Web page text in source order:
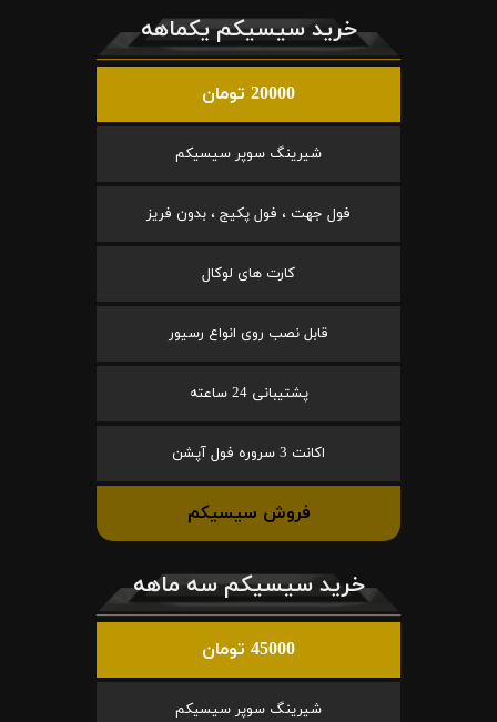
خرید سیسیکم یکماهه
20000 تومان
شیرینگ سوپر سیسیکم
فول جهت ، فول پکیج ، بدون فریز
کارت های لوکال
قابل نصب روی انواع رسیور
پشتیبانی 24 ساعته
اکانت 3 سروره فول آپشن
فروش سیسیکم
خرید سیسیکم سه ماهه
45000 تومان
شیرینگ سوپر سیسیکم